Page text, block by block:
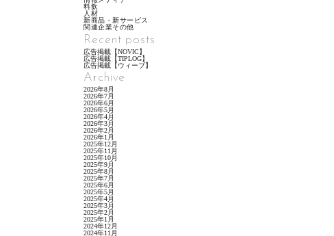
料飲
人材
新商品・新サービス
関連企業その他
Recent posts
広告掲載【NOVIC】
広告掲載【TIPLOG】
広告掲載【ウィーブ】
Archive
2026年8月
2026年7月
2026年6月
2026年5月
2026年4月
2026年3月
2026年2月
2026年1月
2025年12月
2025年11月
2025年10月
2025年9月
2025年8月
2025年7月
2025年6月
2025年5月
2025年4月
2025年3月
2025年2月
2025年1月
2024年12月
2024年11月